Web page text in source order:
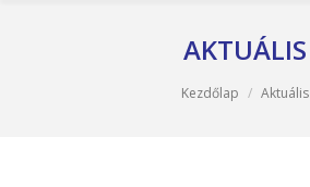
AKTUÁLIS
Kezdőlap Aktuális